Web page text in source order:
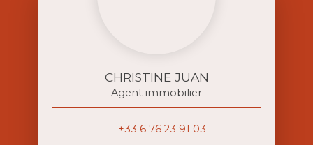
CHRISTINE JUAN
Agent immobilier
+33 6 76 23 91 03